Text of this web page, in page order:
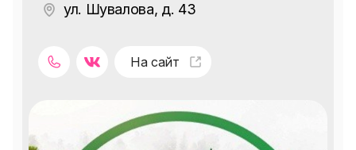
ул. Шувалова, д. 43
На сайт